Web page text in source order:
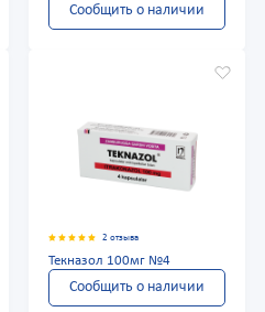
Сообщить о наличии
2 отзыва
Текназол 100мг №4
Сообщить о наличии